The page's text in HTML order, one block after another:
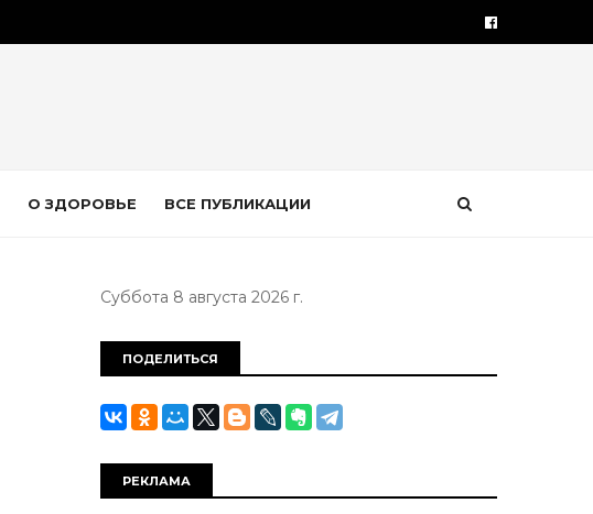
О ЗДОРОВЬЕ ВСЕ ПУБЛИКАЦИИ
Суббота 8 августа 2026 г.
ПОДЕЛИТЬСЯ
РЕКЛАМА